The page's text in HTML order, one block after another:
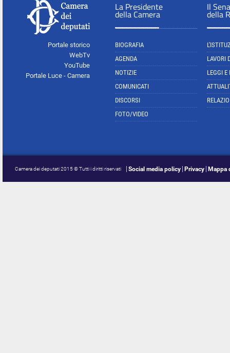
Portale storico
WebTv
YouTube
Portale Luce - Camera
La Presidente
della Camera
BIOGRAFIA
AGENDA
NOTIZIE
COMUNICATI
DISCORSI
FOTO/VIDEO
Il
della
LAVORI
LEGGI E
Camera dei deputati 2015 © Tutti i diritti riservati Social media policy Privacy Mappa